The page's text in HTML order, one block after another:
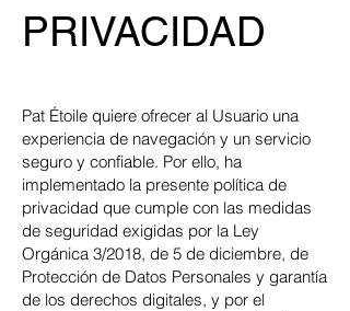
PRIVACIDAD
Pat Étoile quiere ofrecer al Usuario una
experiencia de navegación y un servicio
seguro y confiable. Por ello, ha
implementado la presente política de
privacidad que cumple con las medidas
de seguridad exigidas por la Ley
Orgánica 3/2018, de 5 de diciembre, de
Protección de Datos Personales y garantía
de los derechos digitales, y por el